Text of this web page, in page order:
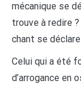
mécanique se
trouve à redire
chant se
Celui qui a été
d’arrogance en